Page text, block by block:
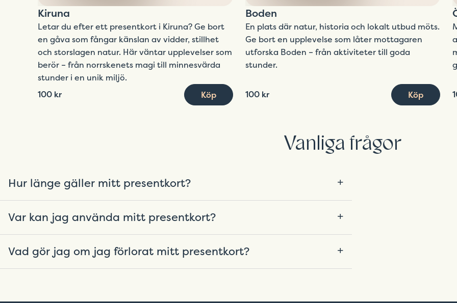
Kiruna
Letar du efter ett presentkort i Kiruna? Ge bort
en gåva som fångar känslan av vidder, stillhet
och storslagen natur. Här väntar upplevelser som
berör – från norrskenets magi till minnesvärda
stunder i en unik miljö.
100 kr Köp
Boden
En plats där natur, historia och lokalt utbud möts.
Ge bort en upplevelse som låter mottagaren
utforska Boden – från aktiviteter till goda
stunder.
100 kr Köp
Vanliga frågor
Hur länge gäller mitt presentkort?
beroende om du fått presentkortet av din arbetsgivare. Du hittar alltid
giltighetstiden i appen.
Var kan jag använda mitt presentkort?
presentkort i appen.
Vad gör jag om jag förlorat mitt presentkort?